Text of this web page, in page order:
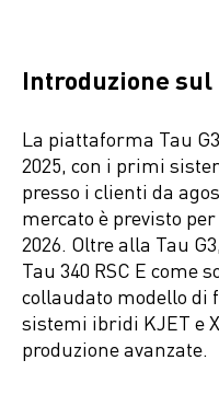
Introduzione
La piattaforma Tau
2025, con i primi
presso i clienti da
mercato è previsto
2026. Oltre alla Tau
Tau 340 RSC E come
collaudato modello di
sistemi ibridi KJET e
produzione avanzate.